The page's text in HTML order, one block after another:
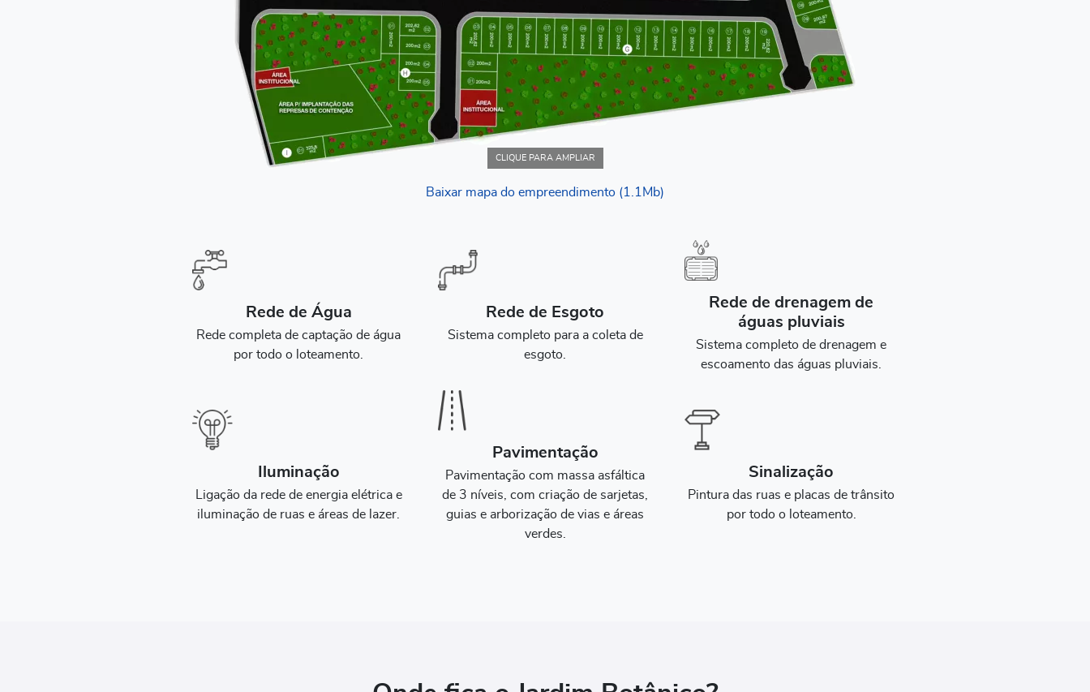
CLIQUE PARA AMPLIAR
Baixar mapa do empreendimento (1.1Mb)
Rede de Água
Rede completa de captação de água
por todo o loteamento.
Rede de Esgoto
Sistema completo para a coleta de
esgoto.
Rede de drenagem de
águas pluviais
Sistema completo de drenagem e
escoamento das águas pluviais.
Iluminação
Ligação da rede de energia elétrica e
iluminação de ruas e áreas de lazer.
Pavimentação
Pavimentação com massa asfáltica
de 3 níveis, com criação de sarjetas,
guias e arborização de vias e áreas
verdes.
Sinalização
Pintura das ruas e placas de trânsito
por todo o loteamento.